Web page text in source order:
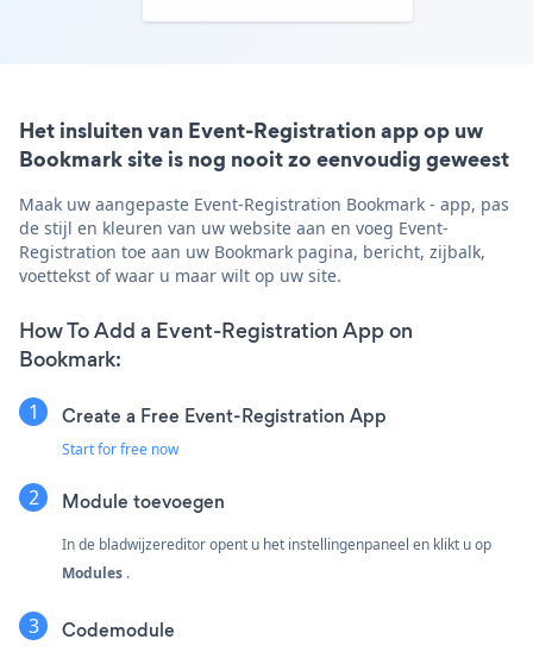
Het insluiten van Event-Registration app op uw
Bookmark site is nog nooit zo eenvoudig geweest
Maak uw aangepaste Event-Registration Bookmark - app, pas
de stijl en kleuren van uw website aan en voeg Event-
Registration toe aan uw Bookmark pagina, bericht, zijbalk,
voettekst of waar u maar wilt op uw site.
How To Add a Event-Registration App on
Bookmark:
Create a Free Event-Registration App
Start for free now
Module toevoegen
In de bladwijzereditor opent u het instellingenpaneel en klikt u op
Modules .
Codemodule